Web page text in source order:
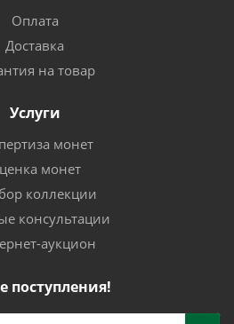
Оплата
Доставка
на товар
Услуги
монет
монет
коллекции
консультации
аукцион
поступления!